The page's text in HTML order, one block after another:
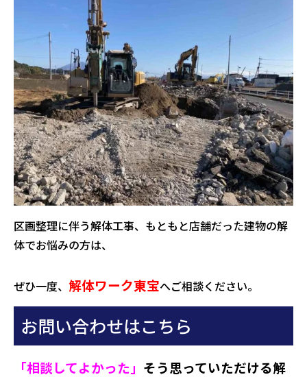
区画整理に伴う解体工事、もともと店舗だった建物の解
体でお悩みの方は、
ぜひ一度、 解体ワーク東宝へご相談ください。
お問い合わせはこちら
「相談してよかった」 そう思っていただける解